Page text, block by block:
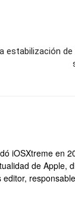
estabilización de
iOSXtreme en
de Apple,